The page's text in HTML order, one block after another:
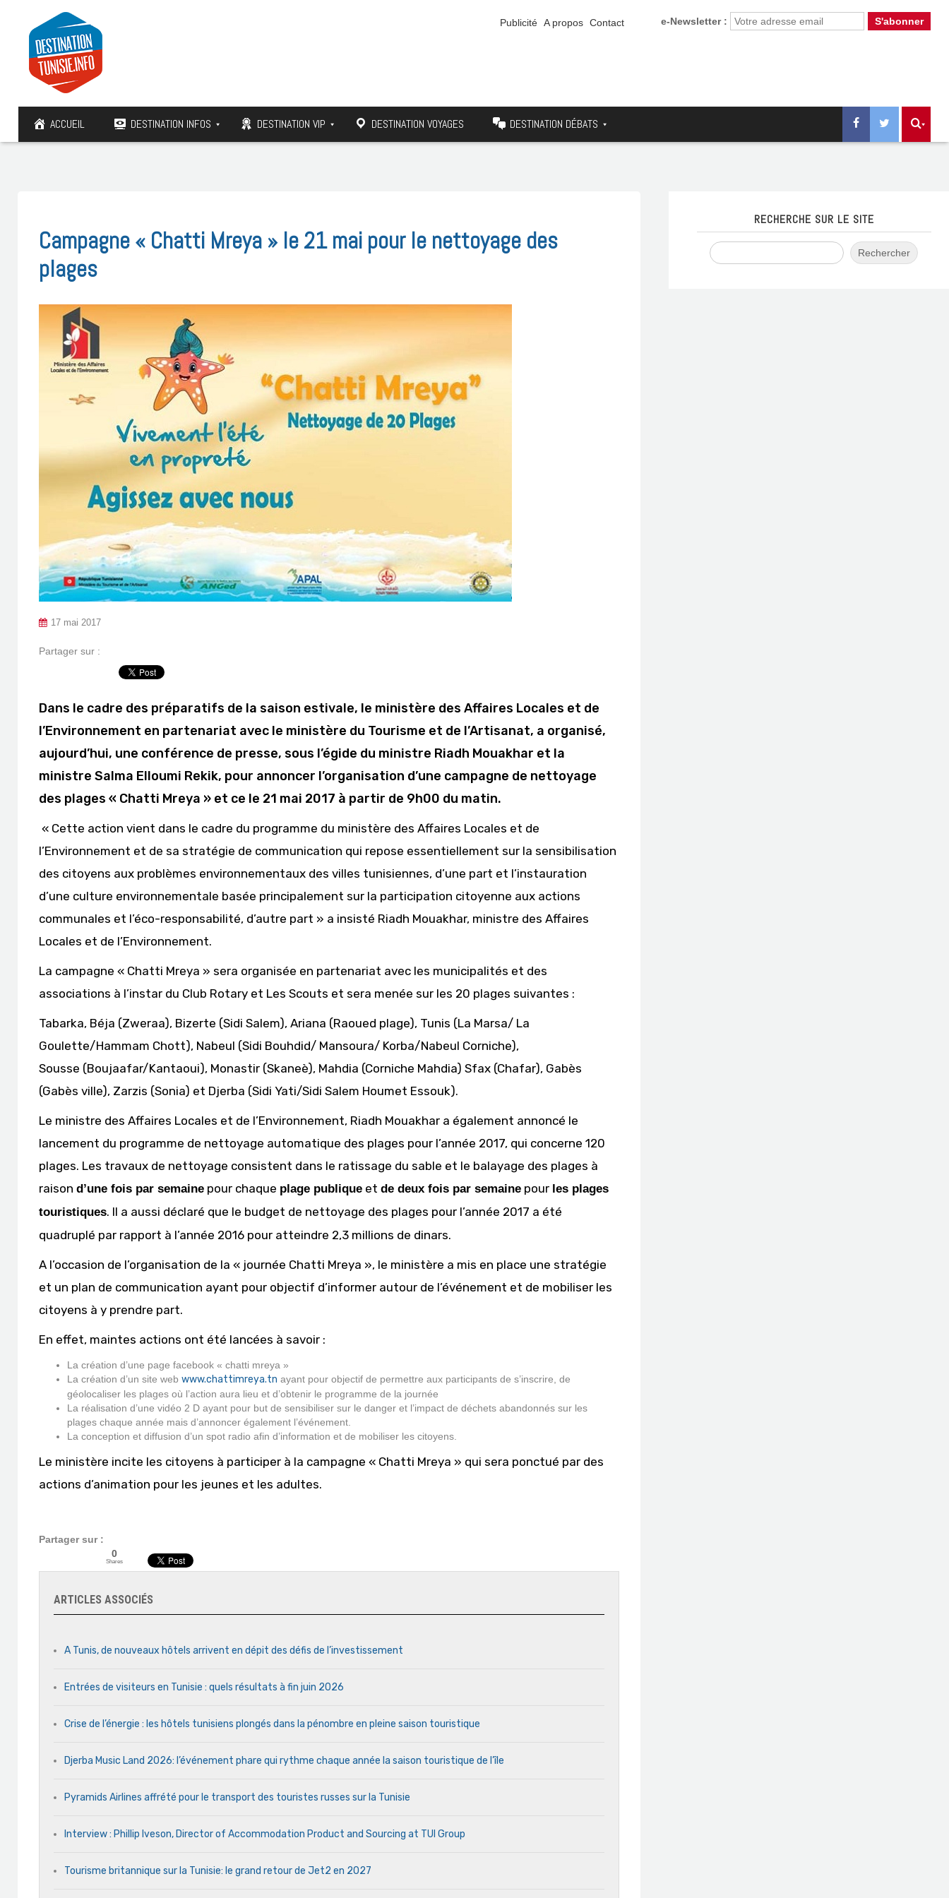
e-Newsletter :
Publicité A propos Contact
ACCUEIL DESTINATION INFOS DESTINATION VIP DESTINATION VOYAGES DESTINATION DÉBATS
Campagne « Chatti Mreya » le 21 mai pour le nettoyage des
plages
17 mai 2017
Partager sur :
Dans le cadre des préparatifs de la saison estivale, le ministère des Affaires Locales et de
l’Environnement en partenariat avec le ministère du Tourisme et de l’Artisanat, a organisé,
aujourd’hui, une conférence de presse, sous l’égide du ministre Riadh Mouakhar et la
ministre Salma Elloumi Rekik, pour annoncer l’organisation d’une campagne de nettoyage
des plages « Chatti Mreya » et ce le 21 mai 2017 à partir de 9h00 du matin.
« Cette action vient dans le cadre du programme du ministère des Affaires Locales et de
l’Environnement et de sa stratégie de communication qui repose essentiellement sur la sensibilisation
des citoyens aux problèmes environnementaux des villes tunisiennes, d’une part et l’instauration
d’une culture environnementale basée principalement sur la participation citoyenne aux actions
communales et l’éco-responsabilité, d’autre part » a insisté Riadh Mouakhar, ministre des Affaires
Locales et de l’Environnement.
La campagne « Chatti Mreya » sera organisée en partenariat avec les municipalités et des
associations à l’instar du Club Rotary et Les Scouts et sera menée sur les 20 plages suivantes :
Tabarka, Béja (Zweraa), Bizerte (Sidi Salem), Ariana (Raoued plage), Tunis (La Marsa/ La
Goulette/Hammam Chott), Nabeul (Sidi Bouhdid/ Mansoura/ Korba/Nabeul Corniche),
Sousse (Boujaafar/Kantaoui), Monastir (Skaneè), Mahdia (Corniche Mahdia) Sfax (Chafar), Gabès
(Gabès ville), Zarzis (Sonia) et Djerba (Sidi Yati/Sidi Salem Houmet Essouk).
Le ministre des Affaires Locales et de l’Environnement, Riadh Mouakhar a également annoncé le
lancement du programme de nettoyage automatique des plages pour l’année 2017, qui concerne 120
plages. Les travaux de nettoyage consistent dans le ratissage du sable et le balayage des plages à
raison d’une fois par semaine pour chaque plage publique et de deux fois par semaine pour les plages
touristiques. Il a aussi déclaré que le budget de nettoyage des plages pour l’année 2017 a été
quadruplé par rapport à l’année 2016 pour atteindre 2,3 millions de dinars.
A l’occasion de l’organisation de la « journée Chatti Mreya », le ministère a mis en place une stratégie
et un plan de communication ayant pour objectif d’informer autour de l’événement et de mobiliser les
citoyens à y prendre part.
En effet, maintes actions ont été lancées à savoir :
La création d’une page facebook « chatti mreya »
La création d’un site web www.chattimreya.tn ayant pour objectif de permettre aux participants de s’inscrire, de
géolocaliser les plages où l’action aura lieu et d’obtenir le programme de la journée
La réalisation d’une vidéo 2 D ayant pour but de sensibiliser sur le danger et l’impact de déchets abandonnés sur les
plages chaque année mais d’annoncer également l’événement.
La conception et diffusion d’un spot radio afin d’information et de mobiliser les citoyens.
Le ministère incite les citoyens à participer à la campagne « Chatti Mreya » qui sera ponctué par des
actions d’animation pour les jeunes et les adultes.
Partager sur :
0
Shares
ARTICLES ASSOCIÉS
A Tunis, de nouveaux hôtels arrivent en dépit des défis de l’investissement
Entrées de visiteurs en Tunisie : quels résultats à fin juin 2026
Crise de l’énergie : les hôtels tunisiens plongés dans la pénombre en pleine saison touristique
Djerba Music Land 2026: l’événement phare qui rythme chaque année la saison touristique de l’île
Pyramids Airlines affrété pour le transport des touristes russes sur la Tunisie
Interview : Phillip Iveson, Director of Accommodation Product and Sourcing at TUI Group
Tourisme britannique sur la Tunisie: le grand retour de Jet2 en 2027
RECHERCHE SUR LE SITE